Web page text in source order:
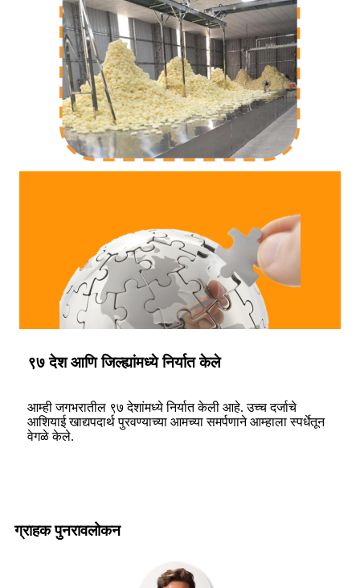
९७ देश आणि जिल्ह्यांमध्ये निर्यात केले
आम्ही जगभरातील ९७ देशांमध्ये निर्यात केली आहे. उच्च दर्जाचे
आशियाई खाद्यपदार्थ पुरवण्याच्या आमच्या समर्पणाने आम्हाला स्पर्धेतून
वेगळे केले.
ग्राहक पुनरावलोकन